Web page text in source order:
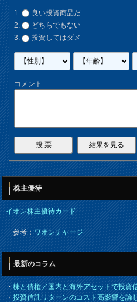
良い投資商品だ
どちらでもない
投資してはダメ
コメント
株主優待
イオン株主優待カード
参考：ワオンチャージ
最新のコラム
・株と債権／国内と海外アセットで投資
・投資信託リターンのコスト高影響を論